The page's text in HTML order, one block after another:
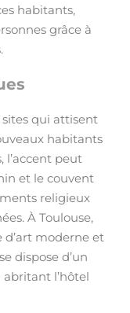
habitants,
grâce à
qui attisent
habitants
l’accent peut
et le couvent
religieux
À Toulouse,
d’art moderne et
dispose d’un
l’hôtel